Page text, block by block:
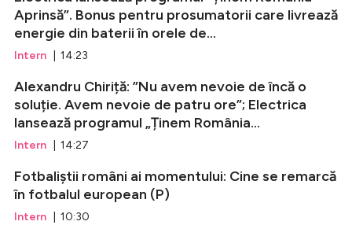
Aprinsă”. Bonus pentru prosumatorii care livrează
energie din baterii în orele de...
Intern | 14:23
Alexandru Chiriță: ”Nu avem nevoie de încă o
soluție. Avem nevoie de patru ore”; Electrica
lansează programul „Ținem România...
Intern | 14:27
Fotbaliștii români ai momentului: Cine se remarcă
în fotbalul european (P)
Intern | 10:30